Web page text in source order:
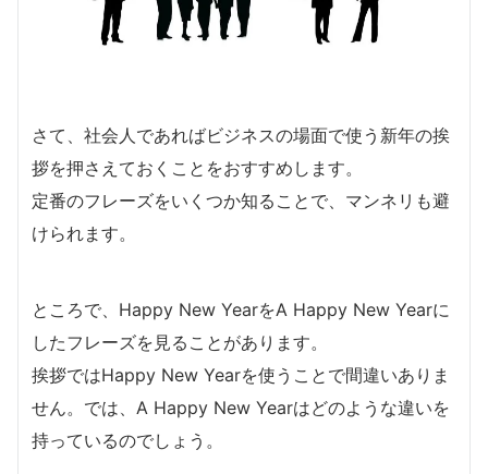
さて、社会人であればビジネスの場面で使う新年の挨
拶を押さえておくことをおすすめします。
定番のフレーズをいくつか知ることで、マンネリも避
けられます。
ところで、Happy New YearをA Happy New Yearに
したフレーズを見ることがあります。
挨拶ではHappy New Yearを使うことで間違いありま
せん。では、A Happy New Yearはどのような違いを
持っているのでしょう。